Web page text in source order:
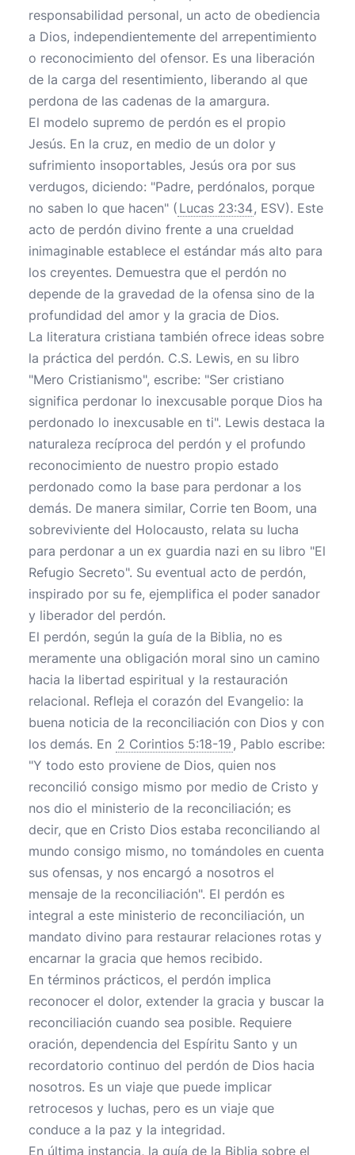
responsabilidad personal, un acto de obediencia
a Dios, independientemente del arrepentimiento
o reconocimiento del ofensor. Es una liberación
de la carga del resentimiento, liberando al que
perdona de las cadenas de la amargura.
El modelo supremo de perdón es el propio
Jesús. En la cruz, en medio de un dolor y
sufrimiento insoportables, Jesús ora por sus
verdugos, diciendo: "Padre, perdónalos, porque
no saben lo que hacen" ( Lucas 23:34, ESV). Este
acto de perdón divino frente a una crueldad
inimaginable establece el estándar más alto para
los creyentes. Demuestra que el perdón no
depende de la gravedad de la ofensa sino de la
profundidad del amor y la gracia de Dios.
La literatura cristiana también ofrece ideas sobre
la práctica del perdón. C.S. Lewis, en su libro
"Mero Cristianismo", escribe: "Ser cristiano
significa perdonar lo inexcusable porque Dios ha
perdonado lo inexcusable en ti". Lewis destaca la
naturaleza recíproca del perdón y el profundo
reconocimiento de nuestro propio estado
perdonado como la base para perdonar a los
demás. De manera similar, Corrie ten Boom, una
sobreviviente del Holocausto, relata su lucha
para perdonar a un ex guardia nazi en su libro "El
Refugio Secreto". Su eventual acto de perdón,
inspirado por su fe, ejemplifica el poder sanador
y liberador del perdón.
El perdón, según la guía de la Biblia, no es
meramente una obligación moral sino un camino
hacia la libertad espiritual y la restauración
relacional. Refleja el corazón del Evangelio: la
buena noticia de la reconciliación con Dios y con
los demás. En 2 Corintios 5:18-19 , Pablo escribe:
"Y todo esto proviene de Dios, quien nos
reconcilió consigo mismo por medio de Cristo y
nos dio el ministerio de la reconciliación; es
decir, que en Cristo Dios estaba reconciliando al
mundo consigo mismo, no tomándoles en cuenta
sus ofensas, y nos encargó a nosotros el
mensaje de la reconciliación". El perdón es
integral a este ministerio de reconciliación, un
mandato divino para restaurar relaciones rotas y
encarnar la gracia que hemos recibido.
En términos prácticos, el perdón implica
reconocer el dolor, extender la gracia y buscar la
reconciliación cuando sea posible. Requiere
oración, dependencia del Espíritu Santo y un
recordatorio continuo del perdón de Dios hacia
nosotros. Es un viaje que puede implicar
retrocesos y luchas, pero es un viaje que
conduce a la paz y la integridad.
En última instancia, la guía de la Biblia sobre el